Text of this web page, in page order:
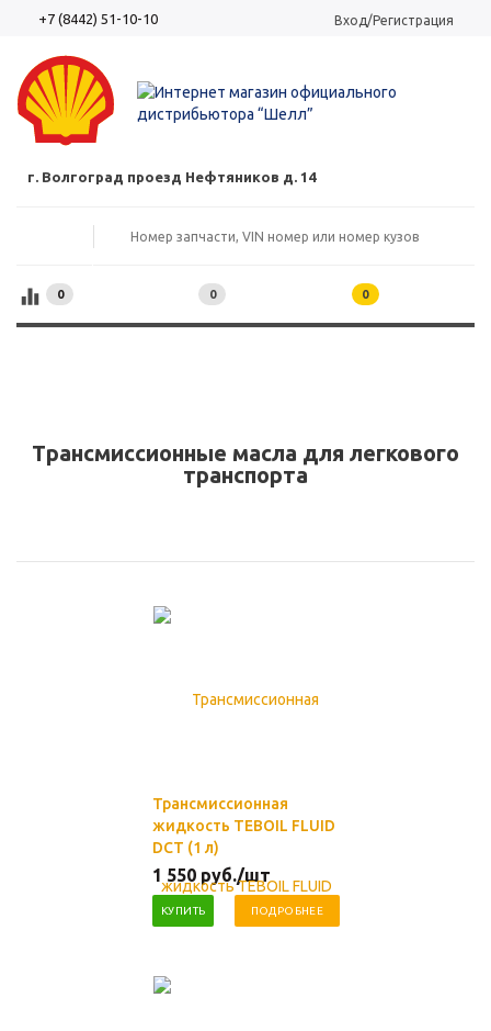
+7 (8442) 51-10-10 Вход/Регистрация
г. Волгоград проезд Нефтяников д. 14
0 0 0
Трансмиссионные масла для легкового
транспорта
Трансмиссионная
жидкость TEBOIL FLUID
DCT (1 л)
1 550 руб./шт
КУПИТЬ ПОДРОБНЕЕ